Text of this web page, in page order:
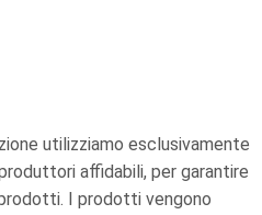
utilizziamo esclusivamente
affidabili, per garantire
prodotti. I prodotti vengono